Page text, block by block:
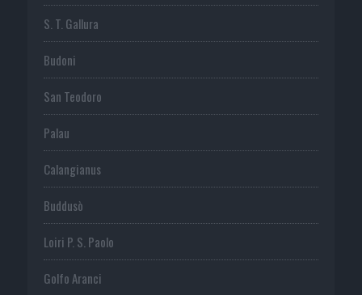
S. T. Gallura
Budoni
San Teodoro
Palau
Calangianus
Buddusò
Loiri P. S. Paolo
Golfo Aranci